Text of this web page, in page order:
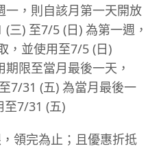
一，則自該月第一天開放
三) 至7/5 (日) 為第一週，
，並使用至7/5 (日)
限至當月最後一天，
7/31 (五) 為當月最後一
至7/31 (五)
領完為止；且優惠折抵